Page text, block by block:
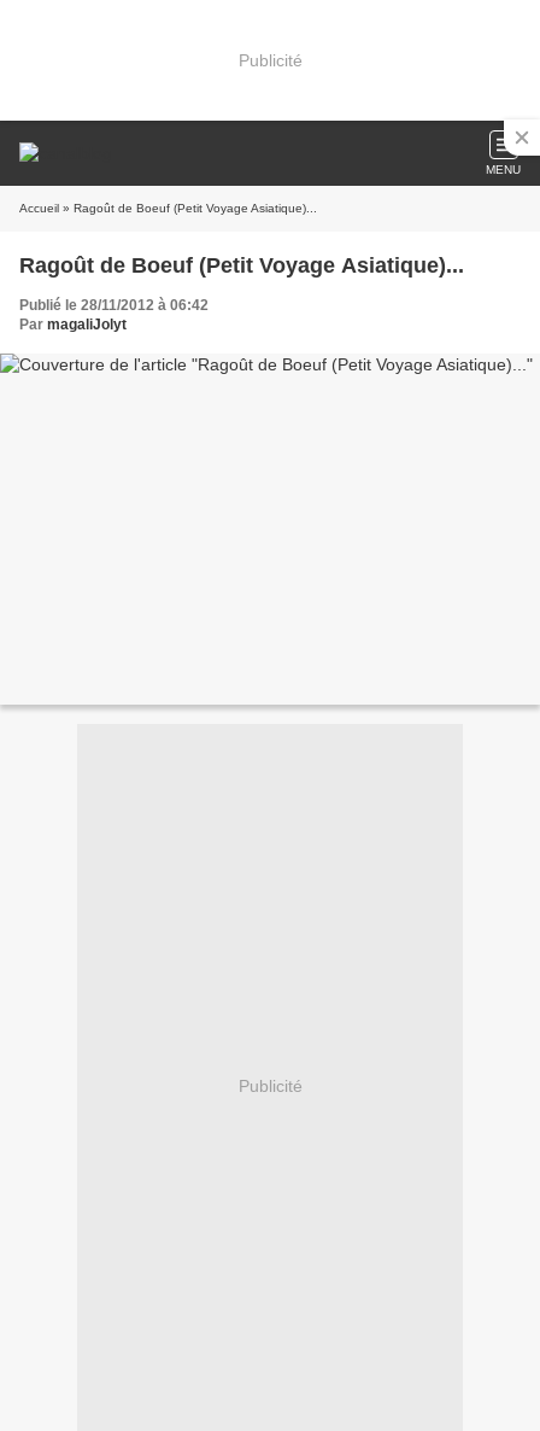
Publicité
MENU
Accueil » Ragoût de Boeuf (Petit Voyage Asiatique)...
Ragoût de Boeuf (Petit Voyage Asiatique)...
Publié le 28/11/2012 à 06:42
Par magaliJolyt
Publicité